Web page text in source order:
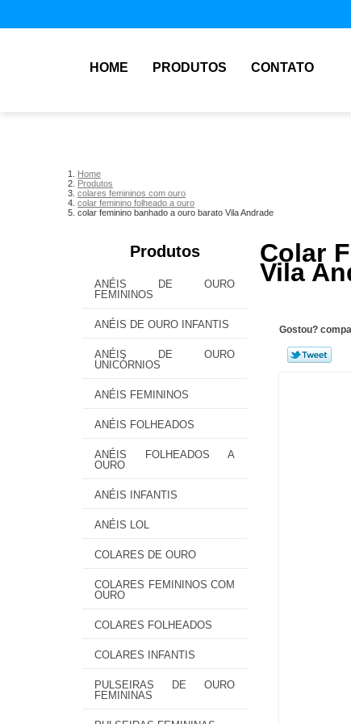
HOME PRODUTOS CONTATO
Home
Produtos
colares femininos com ouro
colar feminino folheado a ouro
colar feminino banhado a ouro barato Vila Andrade
Produtos
ANÉIS DE OURO
FEMININOS
ANÉIS DE OURO INFANTIS
ANÉIS DE OURO
UNICÓRNIOS
ANÉIS FEMININOS
ANÉIS FOLHEADOS
ANÉIS FOLHEADOS A
OURO
ANÉIS INFANTIS
ANÉIS LOL
COLARES DE OURO
COLARES FEMININOS COM
OURO
COLARES FOLHEADOS
COLARES INFANTIS
PULSEIRAS DE OURO
FEMININAS
Colar
Vila
Gostou?